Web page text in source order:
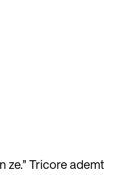
Tricore ademt